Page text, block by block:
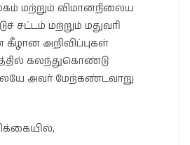
மற்றும் விமானநிலைய
சட்டம் மற்றும் மதுவரி
அறிவிப்புகள்
கலந்துகொண்டு
அவர் மேற்கண்டவாறு